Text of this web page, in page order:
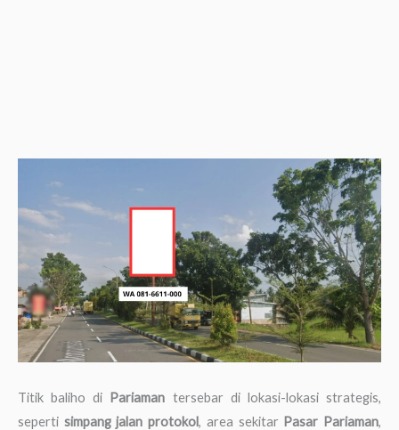
Titik baliho di Pariaman tersebar di lokasi-lokasi strategis,
seperti simpang jalan protokol, area sekitar Pasar Pariaman,